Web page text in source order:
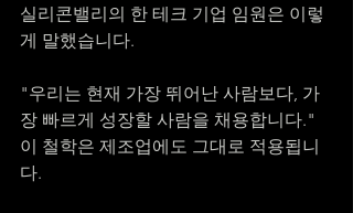
실리콘밸리의 한 테크 기업 임원은 이렇
게 말했습니다.
"우리는 현재 가장 뛰어난 사람보다, 가
장 빠르게 성장할 사람을 채용합니다."
이 철학은 제조업에도 그대로 적용됩니
다.